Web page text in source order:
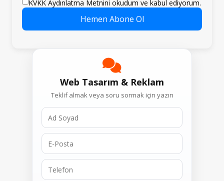
KVKK Aydınlatma Metnini okudum ve kabul ediyorum.
Hemen Abone Ol
Web Tasarım & Reklam
Teklif almak veya soru sormak için yazın